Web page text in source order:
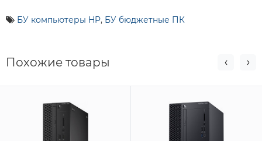
БУ компьютеры HP, БУ бюджетные ПК
Похожие товары